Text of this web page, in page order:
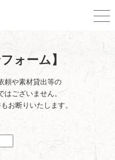
ォーム】
頼や素材貸出等の
はございません。
お断りいたします。